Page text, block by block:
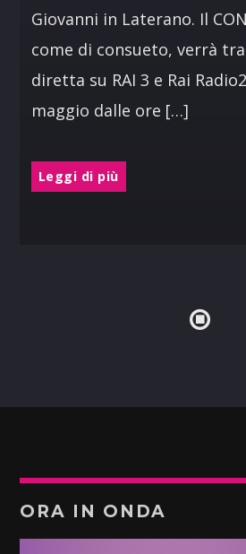
Giovanni in Laterano. Il
come di consueto, verrà
diretta su RAI 3 e Rai
maggio dalle ore […]
Leggi di più
ORA IN ONDA